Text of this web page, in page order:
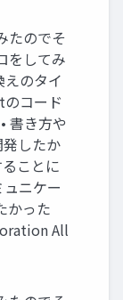
たのでそ
をしてみ
のタイ
コード
書き⽅や
したか
ことに
ニケー
かった
All